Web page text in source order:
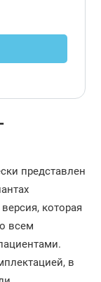
представлен
которая
всем
в